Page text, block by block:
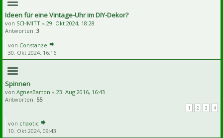
Ideen für eine Vintage-Uhr im DIY-Dekor?
von SCHMITT « 29. Okt 2024, 18:28
Antworten: 3
von Constanze
30. Okt 2024, 16:16
Spinnen
von AgnesBarton « 23. Aug 2016, 16:43
Antworten: 55
1 2 3 4
von chaotic
10. Okt 2024, 09:43